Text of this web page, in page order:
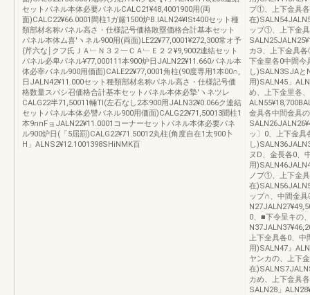
セットパネル本体必要パネルCALC21¥48,4001900用(両
面)CALC22¥66.0001間柱1ガ厳1500炉B.lALN24¥lSt400セット種
類部材名称パネル高さ・仕様記号価格敗塁価格合計基本セット
パネル本体ム喜′ヽネル900用(両面)LE22¥77,0001¥272,300常オ予
(芹六な￨クフ氏ＪＡ﹂Ｎ３２一ＣＡ﹂Ｅ２２¥9,9002連結セット
パネル必卑パネル¥77,000111本900炉日JALN22¥11.660パネル本
体必宰バネル900用価面)CALE22¥77,0001角柱(90度専用1本00∩,
日JALN42¥11.000セット種類部材名称パネル高さ・仕様記号価
格数量スパシ召価格合計基本セットパネル本体必摯′ヽネツレ
CALG22半71,50011輛TI(左石なし2本900用JALN32¥0.066ク連結
セットパネル本体必讐バネル900用価面)CALG22¥71,50013聞柱1
本9nnFョJALN22¥11.0001コーナーセットパネル本体必要パネ
ル900炉日(「5屈罰)CALG22¥71.50012丸柱(角度自在1太900卜
H」ALNS2¥12.1001398SHiNMK百
ブ①、上下金具
在
ップ①、上下金
カЭ、上下金具
下金皇各0中間今
し)SALN3SJAと
用)SALN45」
め、上下金里各
金具各中間金具
ッ〕0、上下金
し
ヌD、金長各0、
用
ノブ①、上下金
在
ップ∩、中間金
0、■下令呈キの
上下全具各0、
用)SALN47』
ヤンカの、上下
在
カめ、上下金具
SALN28」